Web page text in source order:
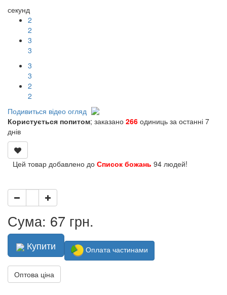
секунд
2
2
3
3
2
2
1
1
Подивиться відео огляд
Користується попитом; заказано 266 одиниць за останні 7
днів
Цей товар добавлено до Список божань 94 людей!
Сума: 67 грн.
Купити Оплата частинами
Оптова ціна